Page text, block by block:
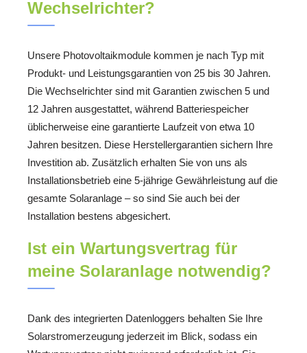
Wechselrichter?
Unsere Photovoltaikmodule kommen je nach Typ mit
Produkt- und Leistungsgarantien von 25 bis 30 Jahren.
Die Wechselrichter sind mit Garantien zwischen 5 und
12 Jahren ausgestattet, während Batteriespeicher
üblicherweise eine garantierte Laufzeit von etwa 10
Jahren besitzen. Diese Herstellergarantien sichern Ihre
Investition ab. Zusätzlich erhalten Sie von uns als
Installationsbetrieb eine 5-jährige Gewährleistung auf die
gesamte Solaranlage – so sind Sie auch bei der
Installation bestens abgesichert.
Ist ein Wartungsvertrag für
meine Solaranlage notwendig?
Dank des integrierten Datenloggers behalten Sie Ihre
Solarstromerzeugung jederzeit im Blick, sodass ein